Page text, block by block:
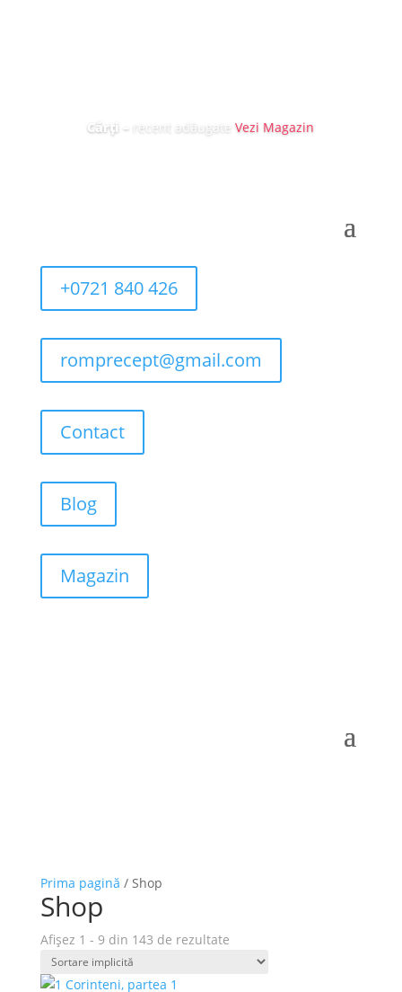
Cărți – recent adăugateVezi Magazin
+0721 840 426
romprecept@gmail.com
Contact
Blog
Magazin
Prima pagină / Shop
Shop
Afișez 1 - 9 din 143 de rezultate